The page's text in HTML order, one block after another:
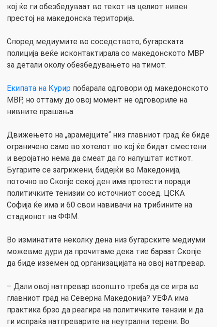
кој ќе ги обезбедуваат во текот на целиот нивен
престој на македонска територија.
Според медиумите во соседството, бугарската
полиција веќе исконтактирала со македонското МВР
за детали околу обезбедувањето на тимот.
Екипата на Курир побарала одговори од македонското
МВР, но оттаму до овој момент не одговориле на
нивните прашања.
Движењето на „арамејците“ низ главниот град ќе биде
ограничено само во хотелот во кој ќе бидат сместени
и веројатно нема да смеат да го напуштат истиот.
Бугарите се загрижени, бидејќи во Македонија,
поточно во Скопје секој ден има протести поради
политичките тенизии со источниот сосед. ЦСКА
Софија ќе има и 60 свои навивачи на трибините на
стадионот на ФФМ.
Во изминатите неколку дена низ бугарските медиуми
можевме дури да прочитаме дека тие бараат Скопје
да биде изземен од организацијата на овој натпревар.
– Дали овој натпревар воопшто треба да се игра во
главниот град на Северна Македонија? УЕФА има
практика брзо да реагира на политичките тензии и да
ги испраќа натпреварите на неутрални терени. Во